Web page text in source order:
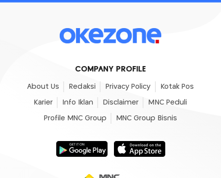
COMPANY PROFILE
About Us Redaksi Privacy Policy Kotak Pos
Karier Info Iklan Disclaimer MNC Peduli
Profile MNC Group MNC Group Bisnis